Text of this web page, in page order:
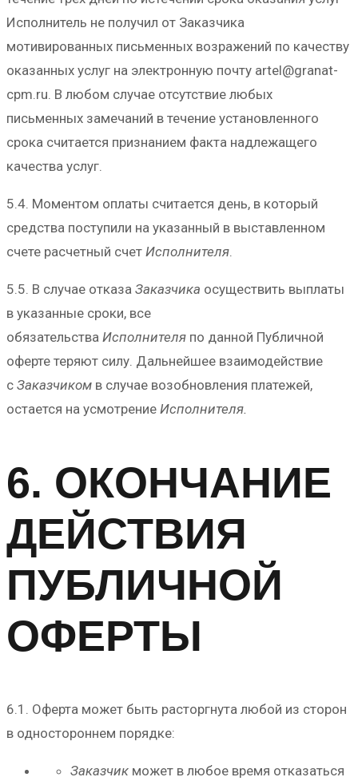
Исполнитель не получил от Заказчика
мотивированных письменных возражений по качеству
оказанных услуг на электронную почту artel@granat-
cpm.ru. В любом случае отсутствие любых
письменных замечаний в течение установленного
срока считается признанием факта надлежащего
качества услуг.
5.4. Моментом оплаты считается день, в который
средства поступили на указанный в выставленном
счете расчетный счет Исполнителя.
5.5. В случае отказа Заказчика осуществить выплаты
в указанные сроки, все
обязательства Исполнителя по данной Публичной
оферте теряют силу. Дальнейшее взаимодействие
с Заказчиком в случае возобновления платежей,
остается на усмотрение Исполнителя.
6. ОКОНЧАНИЕ
ДЕЙСТВИЯ
ПУБЛИЧНОЙ
ОФЕРТЫ
6.1. Оферта может быть расторгнута любой из сторон
в одностороннем порядке:
Заказчик может в любое время отказаться